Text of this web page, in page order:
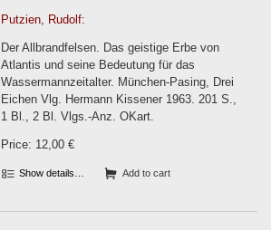
Putzien, Rudolf:
Der Allbrandfelsen. Das geistige Erbe von
Atlantis und seine Bedeutung für das
Wassermannzeitalter. München-Pasing, Drei
Eichen Vlg. Hermann Kissener 1963. 201 S.,
1 Bl., 2 Bl. Vlgs.-Anz. OKart.
Price: 12,00 €
Show details… Add to cart